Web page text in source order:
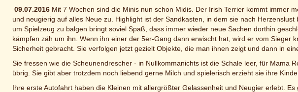
09.07.2016 Mit 7 Wochen sind die Minis nun schon Midis. Der Irish Terrier kommt immer
und neugierig auf alles Neue zu. Highlight ist der Sandkasten, in dem sie nach
um Spielzeug zu balgen bringt soviel Spaß, dass immer wieder neue Sachen dorthin
kämpfen zäh um ihn. Wenn ihn einer der 5er-Gang dann erwischt hat, wird er vom Sieger
Sicherheit gebracht. Sie verfolgen jetzt gezielt Objekte, die man ihnen zeigt und dann in
Sie fressen wie die Scheunendrescher - in Nullkommanichts ist die Schale leer, für Mama
übrig. Sie gibt aber trotzdem noch liebend gerne Milch und spielerisch erzieht sie ihre
Ihre erste Autofahrt haben die Kleinen mit allergrößter Gelassenheit und Neugier erlebt.